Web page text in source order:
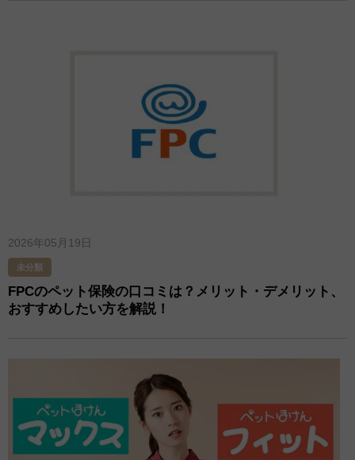
2026年05月19日
未分類
FPCのペット保険の口コミは？メリット・デメリット、
おすすめしたい方を解説！